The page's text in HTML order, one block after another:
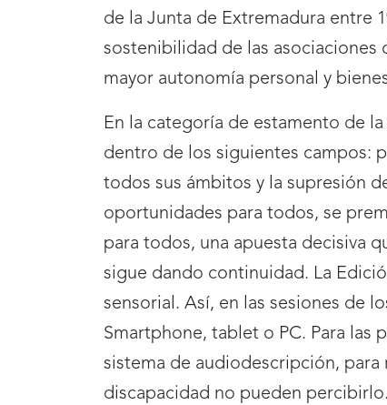
de la Junta de Extremadura entre
sostenibilidad de las asociaciones
mayor autonomía personal y
En la categoría de estamento de
dentro de los siguientes campos:
todos sus ámbitos y la supresión
oportunidades para todos, se
para todos, una apuesta decisiva
sigue dando continuidad. La
sensorial. Así, en las sesiones de
Smartphone, tablet o PC. Para las
sistema de audiodescripción,
discapacidad no pueden percibirlo.